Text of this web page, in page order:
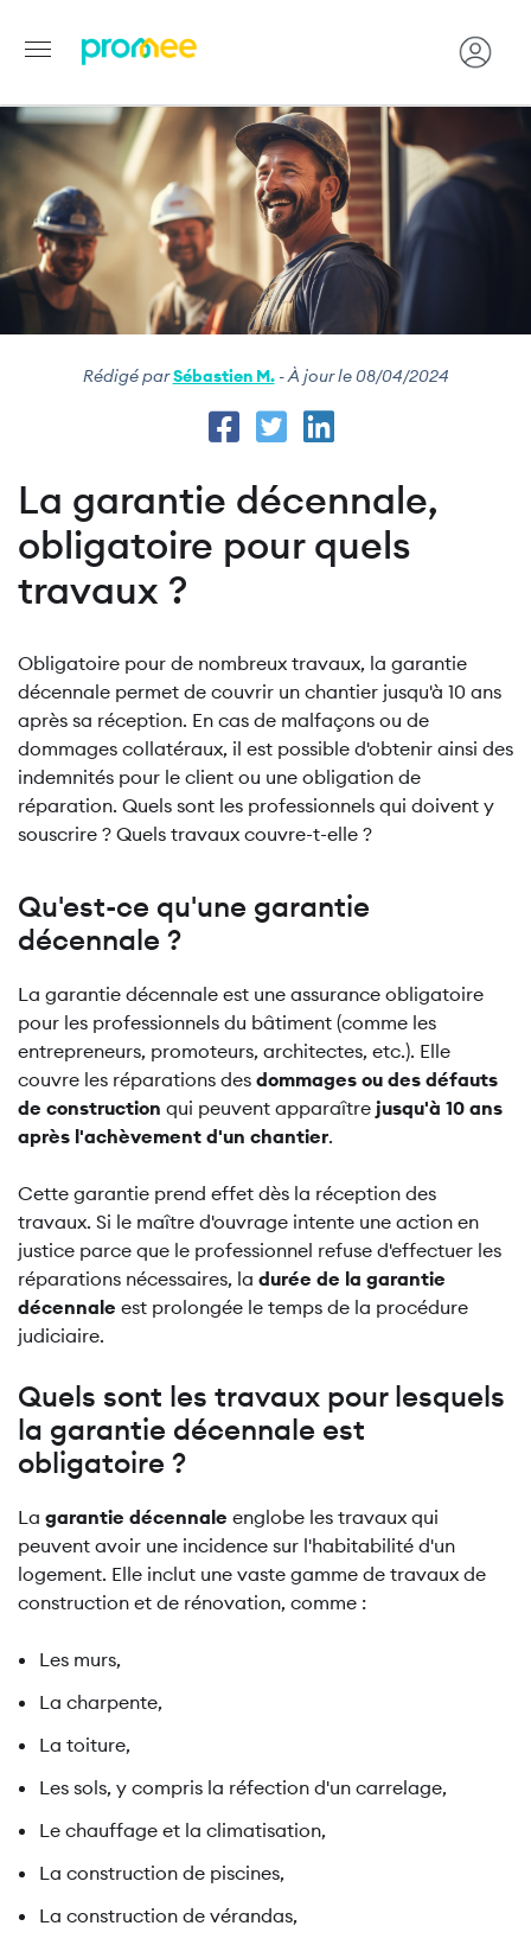
Aller
au
contenu
principal
Image
Rédigé parSébastien M.- À jour le 08/04/2024
La garantie décennale,
obligatoire pour quels
travaux ?
Obligatoire pour de nombreux travaux, la garantie
décennale permet de couvrir un chantier jusqu'à 10 ans
après sa réception. En cas de malfaçons ou de
dommages collatéraux, il est possible d'obtenir ainsi des
indemnités pour le client ou une obligation de
réparation. Quels sont les professionnels qui doivent y
souscrire ? Quels travaux couvre-t-elle ?
Qu'est-ce qu'une garantie
décennale ?
La garantie décennale est une assurance obligatoire
pour les professionnels du bâtiment (comme les
entrepreneurs, promoteurs, architectes, etc.). Elle
couvre les réparations des dommages ou des défauts
de construction qui peuvent apparaître jusqu'à 10 ans
après l'achèvement d'un chantier.
Cette garantie prend effet dès la réception des
travaux. Si le maître d'ouvrage intente une action en
justice parce que le professionnel refuse d'effectuer les
réparations nécessaires, la durée de la garantie
décennale est prolongée le temps de la procédure
judiciaire.
Quels sont les travaux pour lesquels
la garantie décennale est
obligatoire ?
La garantie décennale englobe les travaux qui
peuvent avoir une incidence sur l'habitabilité d'un
logement. Elle inclut une vaste gamme de travaux de
construction et de rénovation, comme :
Les murs,
La charpente,
La toiture,
Les sols, y compris la réfection d'un carrelage,
Le chauffage et la climatisation,
La construction de piscines,
La construction de vérandas,